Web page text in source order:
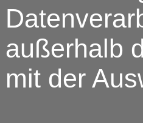
außerhalb
mit der